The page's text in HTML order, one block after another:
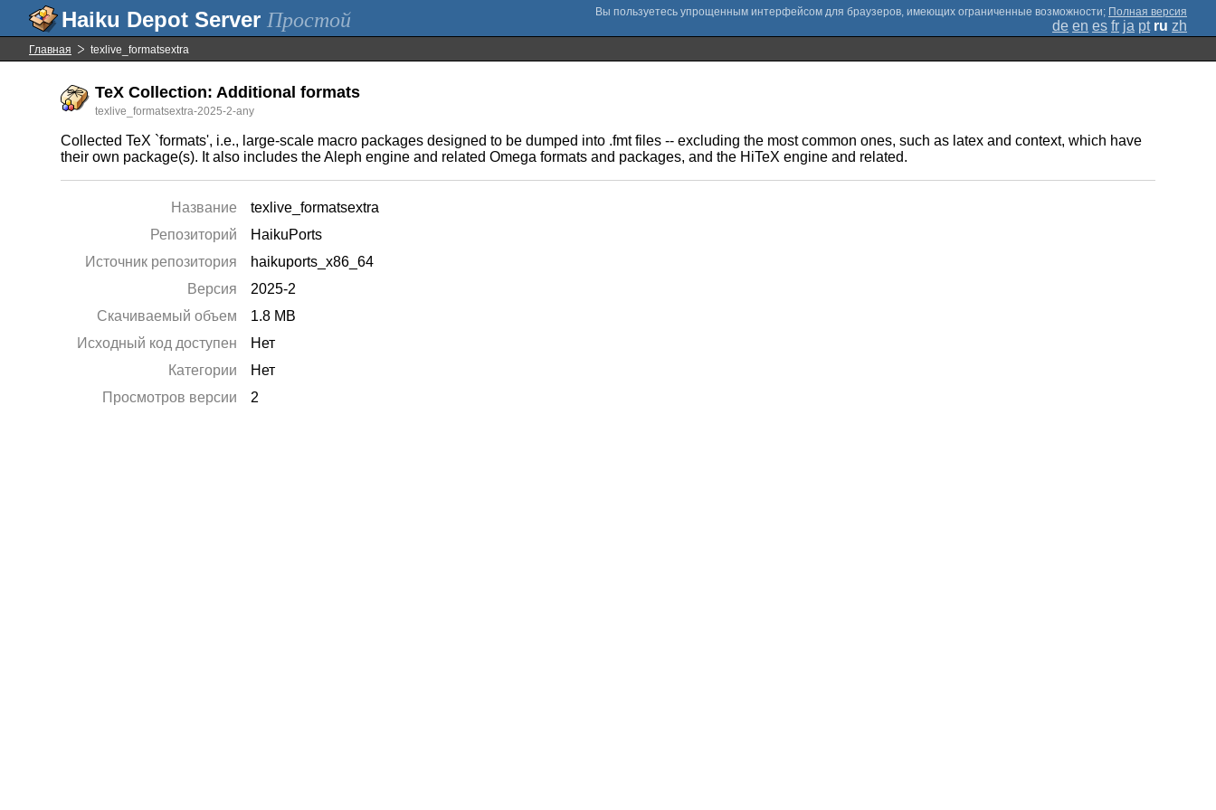
Простой ; Полная версия
de en es fr ja pt ru zh
Главная texlive_formatsextra
TeX Collection: Additional formats
texlive_formatsextra-2025-2-any
Collected TeX `formats', i.e., large-scale macro packages designed to be dumped into .fmt files -- excluding the most common ones, such as latex and context, which have
their own package(s). It also includes the Aleph engine and related Omega formats and packages, and the HiTeX engine and related.
Название
texlive_formatsextra
Репозиторий
HaikuPorts
Источник репозитория
haikuports_x86_64
Версия
2025-2
Скачиваемый объем
1.8 MB
Исходный код доступен
Нет
Категории
Нет
Просмотров версии
2